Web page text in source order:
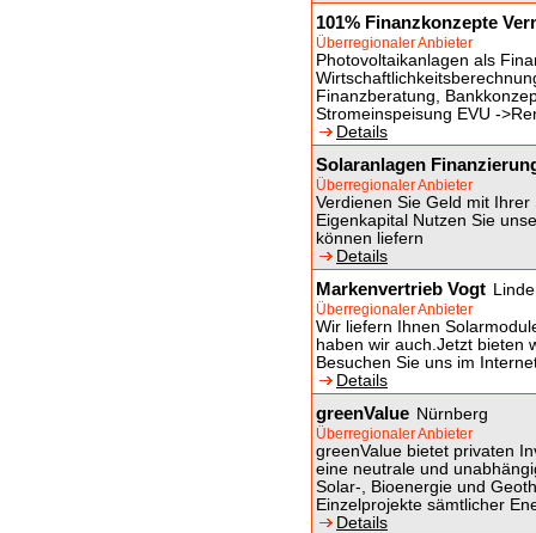
101% Finanzkonzepte
Überregionaler Anbieter
Photovoltaikanlagen als
Finanzberatung,
Stromeinspeisung EVU -
Details
Solaranlagen
Überregionaler Anbieter
Verdienen Sie Geld mit
Eigenkapital Nutzen Sie
können liefern
Details
Markenvertrieb Vogt
Überregionaler Anbieter
Wir liefern Ihnen
haben wir auch.Jetzt bieten
Besuchen Sie uns im
Details
greenValue Nürnberg
Überregionaler Anbieter
greenValue bietet privaten
eine neutrale und
Solar-, Bioenergie und
Einzelprojekte sämtlicher
Details